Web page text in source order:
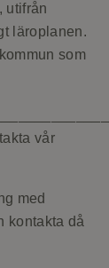
utifrån
läroplanen.
som
vår
med
kontakta då